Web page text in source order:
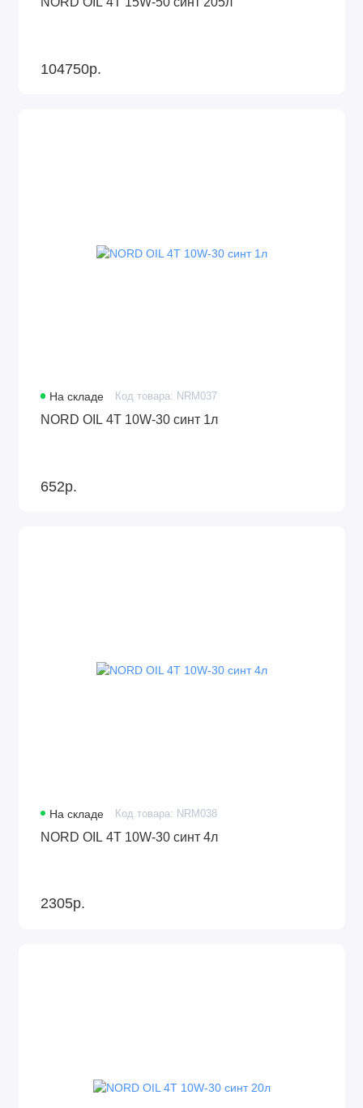
104750р.
На складе Код товара: NRM037
NORD OIL 4Т 10W-30 синт 1л
652р.
На складе Код товара: NRM038
NORD OIL 4Т 10W-30 синт 4л
2305р.